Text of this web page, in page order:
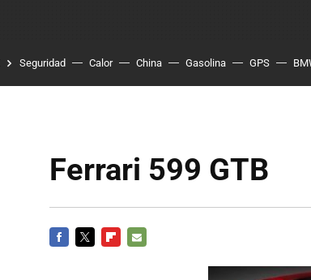
Seguridad Calor China Gasolina GPS
Ferrari 599 GTB